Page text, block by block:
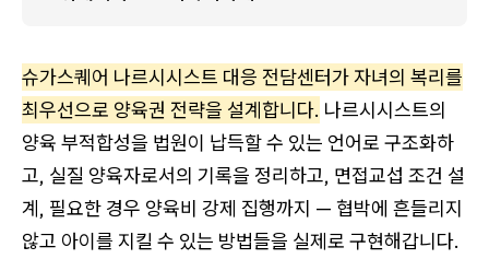
슈가스퀘어 나르시시스트 대응 전담센터가 자녀의 복리를
최우선으로 양육권 전략을 설계합니다. 나르시시스트의
양육 부적합성을 법원이 납득할 수 있는 언어로 구조화하
고, 실질 양육자로서의 기록을 정리하고, 면접교섭 조건 설
계, 필요한 경우 양육비 강제 집행까지 — 협박에 흔들리지
않고 아이를 지킬 수 있는 방법들을 실제로 구현해갑니다.